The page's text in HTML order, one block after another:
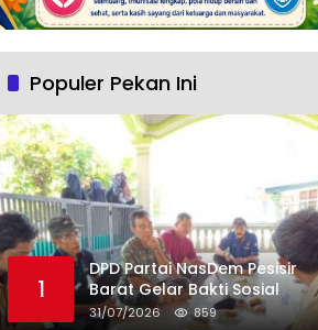
Populer Pekan Ini
1
DPD Partai NasDem Pesisir
Barat Gelar Bakti Sosial
31/07/2026 859